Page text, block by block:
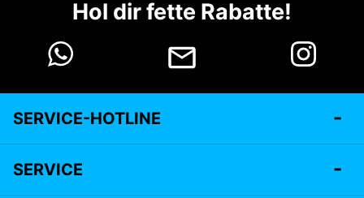
Hol dir fette Rabatte!
SERVICE-HOTLINE
SERVICE